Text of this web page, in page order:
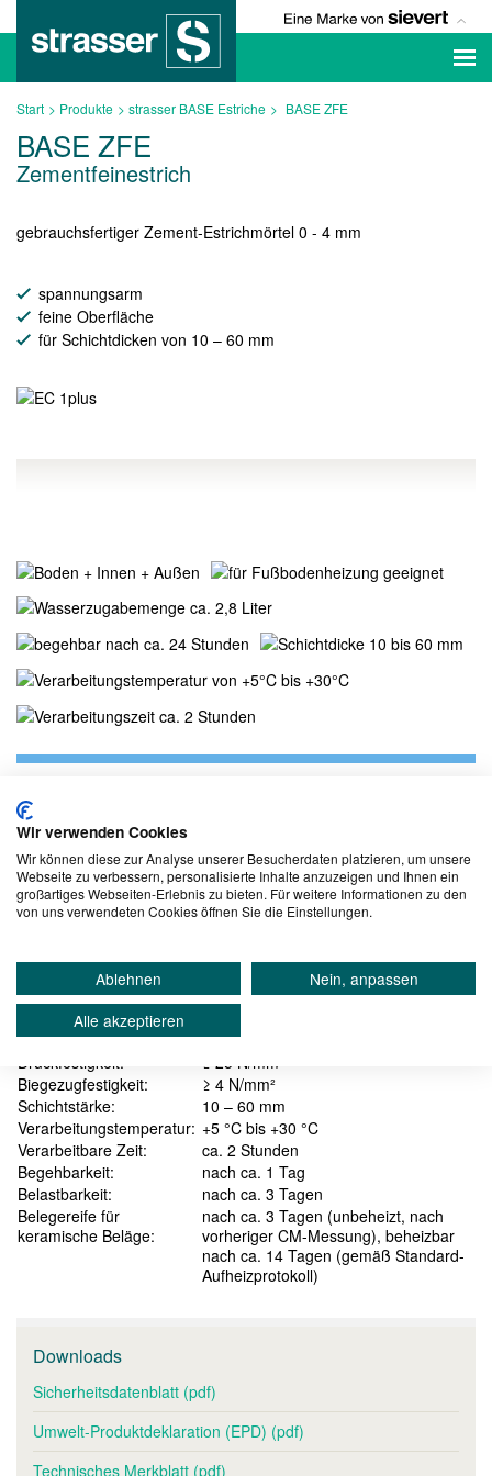
Start Produkte strasser BASE Estriche BASE ZFE
BASE ZFE
Zementfeinestrich
gebrauchsfertiger Zement-Estrichmörtel 0 - 4 mm
spannungsarm
feine Oberfläche
für Schichtdicken von 10 – 60 mm
Produktdetails
Anwendungsbereiche
zur Herstellung von zementären Estrichen
zur Herstellung von beheizten und unbeheizten
Verbundestrichen oder Estrichen auf Trennlage
Technische Informationen
Druckfestigkeit:
≥ 25 N/mm²
Biegezugfestigkeit:
≥ 4 N/mm²
Schichtstärke:
10 – 60 mm
Verarbeitungstemperatur: +5 °C bis +30 °C
Verarbeitbare Zeit:
ca. 2 Stunden
Begehbarkeit:
nach ca. 1 Tag
Belastbarkeit:
nach ca. 3 Tagen
Belegereife für
keramische Beläge:
nach ca. 3 Tagen (unbeheizt, nach
vorheriger CM-Messung), beheizbar
nach ca. 14 Tagen (gemäß Standard-
Aufheizprotokoll)
Downloads
Sicherheitsdatenblatt (pdf)
Umwelt-Produktdeklaration (EPD) (pdf)
Technisches Merkblatt (pdf)
Wir verwenden Cookies
Wir können diese zur Analyse unserer Besucherdaten platzieren, um unsere
Webseite zu verbessern, personalisierte Inhalte anzuzeigen und Ihnen ein
großartiges Webseiten-Erlebnis zu bieten. Für weitere Informationen zu den
von uns verwendeten Cookies öffnen Sie die Einstellungen.
Ablehnen
Nein, anpassen
Alle akzeptieren